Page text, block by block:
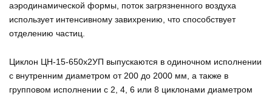
аэродинамической формы, поток загрязненного воздуха
использует интенсивному завихрению, что способствует
отделению частиц.
Циклон ЦН-15-650х2УП выпускаются в одиночном исполнении
с внутренним диаметром от 200 до 2000 мм, а также в
групповом исполнении с 2, 4, 6 или 8 циклонами диаметром